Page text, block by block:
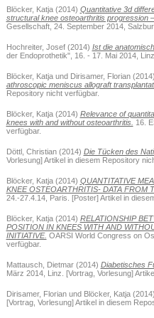
Blöcker, Katja(2014) Quantitative 3d
structural knee osteoarthritis progression
Gesellschaft, 24. September 2014,
Hochreiter, Josef(2014) Ist die
der Endoprothetik", 16. - 17. Mai 2014,
Blöcker, Katjaund Dirisamer, Florian(2014)
athroscopic meniscus allograft
Repository nicht verfügbar.
Blöcker, Katja(2014) Relevance of
knees with and without osteoarthritis.
16.
verfügbar.
Döttl, Christian(2014) Die Tücken des
Vorlesung] Artikel in diesem Repository
Blöcker, Katja(2014) QUANTITATIVE
KNEE OSTEOARTHRITIS- DATA FROM
24.-27.4.14, Paris. [Poster] Artikel in
Blöcker, Katja(2014) RELATIONSHIP
POSITION IN KNEES WITH AND
INITIATIVE. OARSI World Congress on
verfügbar.
Mattausch, Dietmar(2014) Diabetisches
März 2014, Linz. [Vortrag, Vorlesung]
Dirisamer, Florianund Blöcker, Katja(2014)
[Vortrag, Vorlesung] Artikel in diesem